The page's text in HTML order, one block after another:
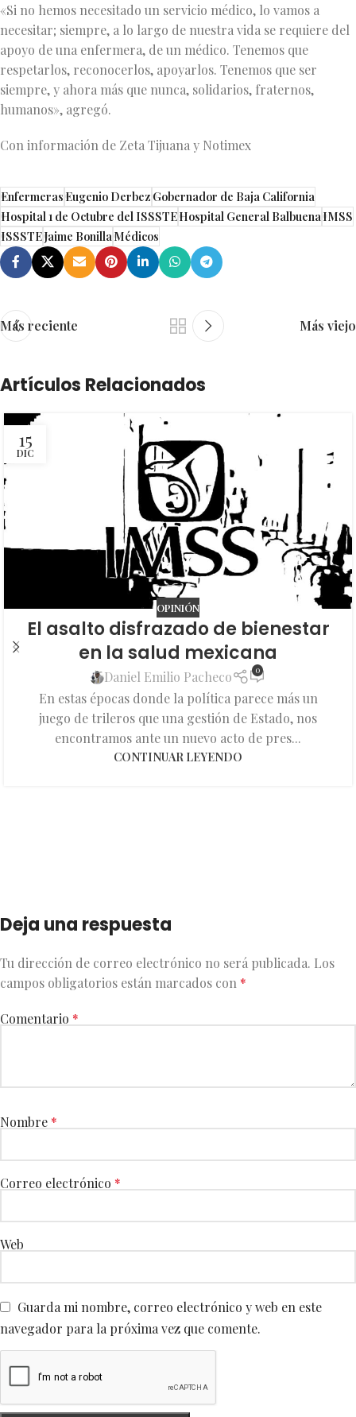
«Si no hemos necesitado un servicio médico, lo vamos a
necesitar; siempre, a lo largo de nuestra vida se requiere del
apoyo de una enfermera, de un médico. Tenemos que
respetarlos, reconocerlos, apoyarlos. Tenemos que ser
siempre, y ahora más que nunca, solidarios, fraternos,
humanos», agregó.
Con información de Zeta Tijuana y Notimex
EnfermerasEugenio DerbezGobernador de Baja California
Hospital 1 de Octubre del ISSSTEHospital General BalbuenaIMSS
ISSSTEJaime BonillaMédicos
Más reciente Más viejo
Artículos Relacionados
15
DIC
OPINIÓN
El asalto disfrazado de bienestar
en la salud mexicana
Daniel Emilio Pacheco 0
En estas épocas donde la política parece más un
juego de trileros que una gestión de Estado, nos
encontramos ante un nuevo acto de pres...
CONTINUAR LEYENDO
Deja una respuesta
Tu dirección de correo electrónico no será publicada. Los
campos obligatorios están marcados con *
Comentario *
Nombre *
Correo electrónico *
Web
Guarda mi nombre, correo electrónico y web en este
navegador para la próxima vez que comente.